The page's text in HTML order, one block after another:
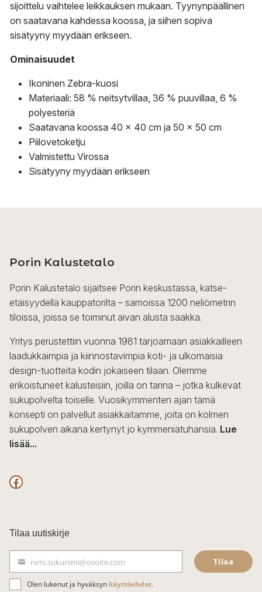
sijoittelu vaihtelee leikkauksen mukaan. Tyynynpäällinen
on saatavana kahdessa koossa, ja siihen sopiva
sisätyyny myydään erikseen.
Ominaisuudet
Ikoninen Zebra-kuosi
Materiaali: 58 % neitsytvillaa, 36 % puuvillaa, 6 %
polyesteriä
Saatavana koossa 40 × 40 cm ja 50 × 50 cm
Piilovetoketju
Valmistettu Virossa
Sisätyyny myydään erikseen
Porin Kalustetalo
Porin Kalustetalo sijaitsee Porin keskustassa, katse-
etäisyydellä kauppatorilta – samoissa 1200 neliömetrin
tiloissa, joissa se toiminut aivan alusta saakka.
Yritys perustettiin vuonna 1981 tarjoamaan asiakkailleen
laadukkaimpia ja kiinnostavimpia koti- ja ulkomaisia
design-tuotteita kodin jokaiseen tilaan. Olemme
erikoistuneet kalusteisiin, joilla on tarina – jotka kulkevat
sukupolvelta toiselle. Vuosikymmenten ajan tämä
konsepti on palvellut asiakkaitamme, joita on kolmen
sukupolven aikana kertynyt jo kymmeniätuhansia. Lue
lisää...
F
c
e
b
o
Tilaa uutiskirje
ä
nimi.sukunimi@osoite.com Tilaa
Olen lukenut ja hyväksyn käyttöehdot.